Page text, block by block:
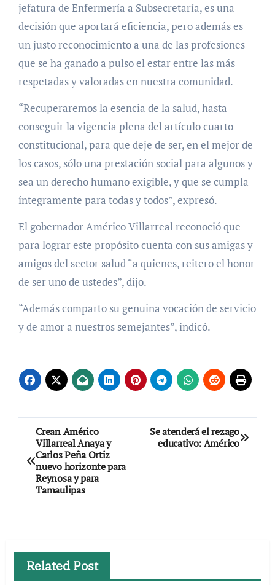
jefatura de Enfermería a Subsecretaría, es una
decisión que aportará eficiencia, pero además es
un justo reconocimiento a una de las profesiones
que se ha ganado a pulso el estar entre las más
respetadas y valoradas en nuestra comunidad.
“Recuperaremos la esencia de la salud, hasta
conseguir la vigencia plena del artículo cuarto
constitucional, para que deje de ser, en el mejor de
los casos, sólo una prestación social para algunos y
sea un derecho humano exigible, y que se cumpla
íntegramente para todas y todos”, expresó.
El gobernador Américo Villarreal reconoció que
para lograr este propósito cuenta con sus amigas y
amigos del sector salud “a quienes, reitero el honor
de ser uno de ustedes”, dijo.
“Además comparto su genuina vocación de servicio
y de amor a nuestros semejantes”, indicó.
Navegación
de
entradas
Crean Américo
Villarreal Anaya y
Carlos Peña Ortiz
nuevo horizonte para
Reynosa y para
Tamaulipas
Se atenderá el rezago
educativo: Américo
Related Post